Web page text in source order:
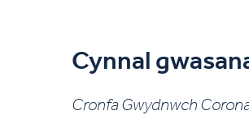
Cynnal
Cronfa Gwydnwch